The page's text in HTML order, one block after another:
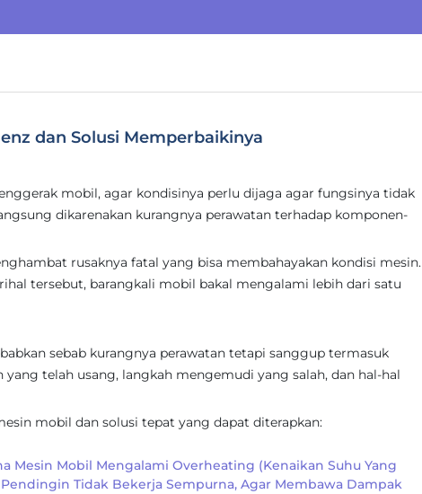
dan Solusi Memperbaikinya
mobil, agar kondisinya perlu dijaga agar fungsinya tidak
dikarenakan kurangnya perawatan terhadap komponen-
rusaknya fatal yang bisa membahayakan kondisi mesin.
tersebut, barangkali mobil bakal mengalami lebih dari satu
sebab kurangnya perawatan tetapi sanggup termasuk
telah usang, langkah mengemudi yang salah, dan hal-hal
mobil dan solusi tepat yang dapat diterapkan:
Mesin Mobil Mengalami Overheating (kenaikan Suhu Yang
Tidak Bekerja Sempurna, Agar Membawa Dampak